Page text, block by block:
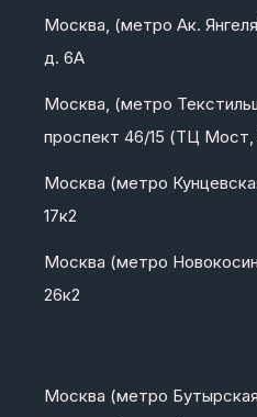
Москва, (метро Ак.
д. 6А
Москва, (метро
проспект 46/15 (ТЦ Мост,
Москва (метро
17к2
Москва (метро
26к2
Москва (метро